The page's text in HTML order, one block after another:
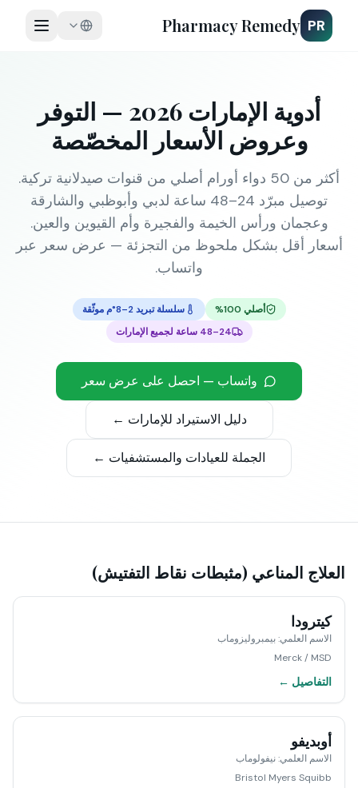
PR
Pharmacy Remedy
أدوية الإمارات 2026 — التوفر
وعروض الأسعار المخصّصة
أكثر من 50 دواء أورام أصلي من قنوات صيدلانية تركية.
توصيل مبرّد 24–48 ساعة لدبي وأبوظبي والشارقة
وعجمان ورأس الخيمة والفجيرة وأم القيوين والعين.
أسعار أقل بشكل ملحوظ من التجزئة — عرض سعر عبر
واتساب.
أصلي 100%
سلسلة تبريد 2–8°م موثّقة
24–48 ساعة لجميع الإمارات
واتساب — احصل على عرض سعر
دليل الاستيراد للإمارات ←
الجملة للعيادات والمستشفيات ←
العلاج المناعي (مثبطات نقاط التفتيش)
كيترودا
الاسم العلمي:بيمبروليزوماب
Merck / MSD
التفاصيل ←
أوبديفو
الاسم العلمي:نيفولوماب
Bristol Myers Squibb